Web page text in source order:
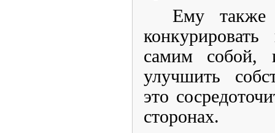
Ему также
самим собой,
улучшить
это
сторонах.